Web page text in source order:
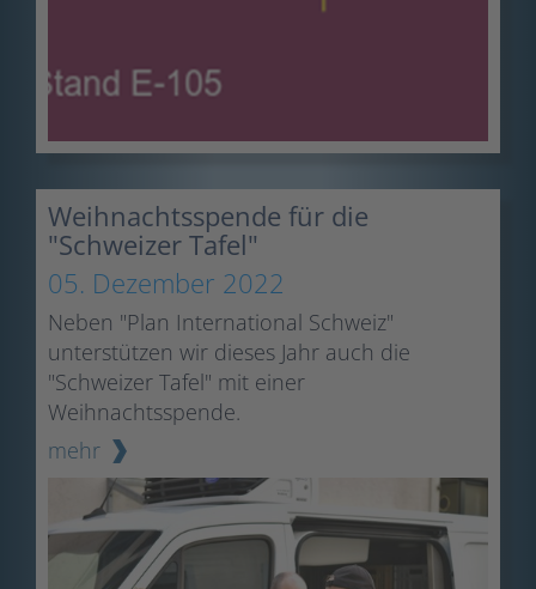
Weihnachtsspende für die
"Schweizer Tafel"
05. Dezember 2022
Neben "Plan International Schweiz"
unterstützen wir dieses Jahr auch die
"Schweizer Tafel" mit einer
Weihnachtsspende.
mehr